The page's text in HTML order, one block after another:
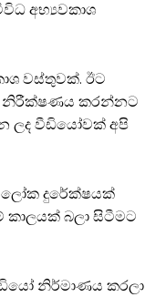
අභ්‍යවකාශ
වස්තුවක්. ඊට
නිරීක්ෂණය කරන්නට
ලද වීඩියෝවක් අපි
දුරේක්ෂයක්
බලා සිටීමට
නිර්මාණය කරලා